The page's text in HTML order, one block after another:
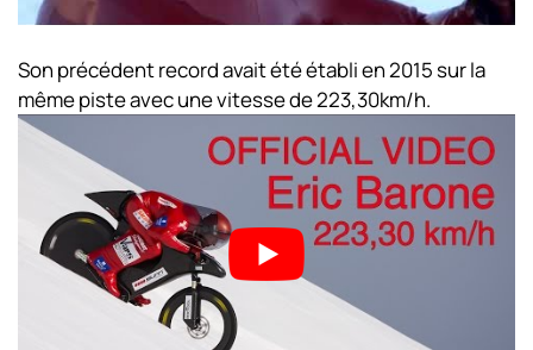
Son précédent record avait été établi en 2015 sur la
même piste avec une vitesse de 223,30km/h.